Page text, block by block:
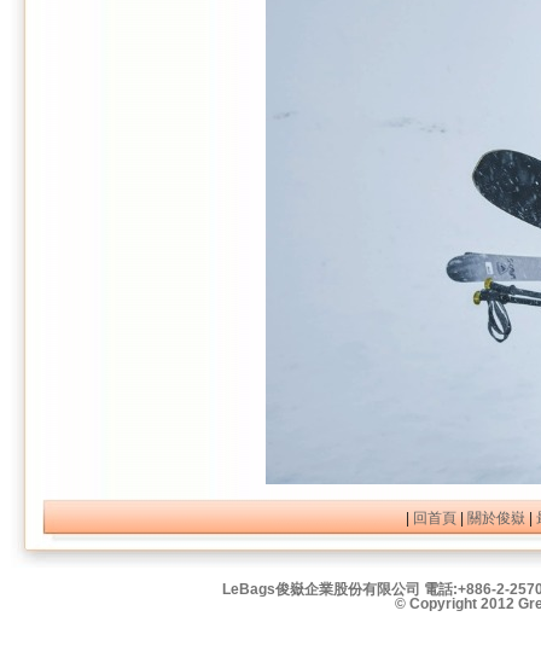
|回首頁|關於俊嶽|
LeBags俊嶽企業股份有限公司 電話:+886-2-
© Copyright 2012